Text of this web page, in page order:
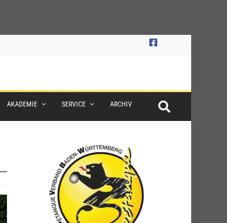
AKADEMIE SERVICE ARCHIV